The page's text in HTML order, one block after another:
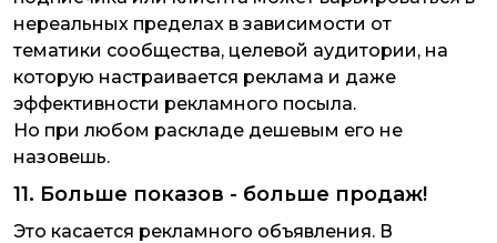
нереальных пределах в зависимости от
тематики сообщества, целевой аудитории, на
которую настраивается реклама и даже
эффективности рекламного посыла.
Но при любом раскладе дешевым его не
назовешь.
11. Больше показов - больше продаж!
Это касается рекламного объявления. В